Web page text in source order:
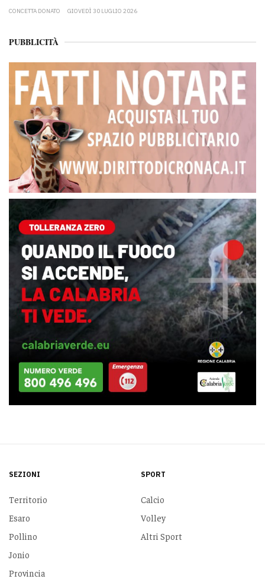
CONCETTA DONATO GIOVEDÌ 30 LUGLIO 2026
PUBBLICITÀ
SEZIONI
Territorio
Esaro
Pollino
Jonio
Provincia
SPORT
Calcio
Volley
Altri Sport